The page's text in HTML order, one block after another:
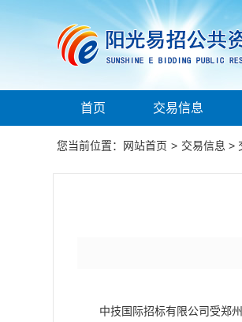
首页 交易信息
您当前位置： 网站首页 > 交易信息 >
中技国际招标有限公司 受郑